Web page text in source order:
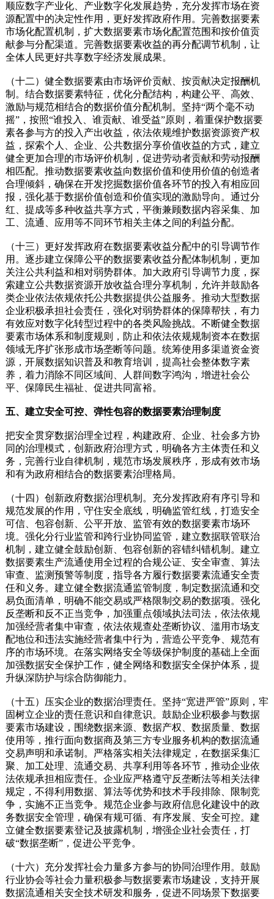
顺应数字产业化、产业数字化发展趋势，充分发挥市场在资
源配置中的决定性作用，更好发挥政府作用。完善数据要素
市场化配置机制，扩大数据要素市场化配置范围和按价值贡
献参与分配渠道。完善数据要素收益的再分配调节机制，让
全体人民更好共享数字经济发展成果。
（十二）健全数据要素由市场评价贡献、按贡献决定报酬机
制。结合数据要素特征，优化分配结构，构建公平、高效、
激励与规范相结合的数据价值分配机制。坚持“两个毫不动
摇”，按照“谁投入、谁贡献、谁受益”原则，着重保护数据要
素各参与方的投入产出收益，依法依规维护数据资源资产权
益，探索个人、企业、公共数据分享价值收益的方式，建立
健全更加合理的市场评价机制，促进劳动者贡献和劳动报酬
相匹配。推动数据要素收益向数据价值和使用价值的创造者
合理倾斜，确保在开发挖掘数据价值各环节的投入有相应回
报，强化基于数据价值创造和价值实现的激励导向。通过分
红、提成等多种收益共享方式，平衡兼顾数据内容采集、加
工、流通、应用等不同环节相关主体之间的利益分配。
（十三）更好发挥政府在数据要素收益分配中的引导调节作
用。逐步建立保障公平的数据要素收益分配体制机制，更加
关注公共利益和相对弱势群体。加大政府引导调节力度，探
索建立公共数据资源开放收益合理分享机制，允许并鼓励各
类企业依法依规依托公共数据提供公益服务。推动大型数据
企业积极承担社会责任，强化对弱势群体的保障帮扶，有力
有效应对数字化转型过程中的各类风险挑战。不断健全数据
要素市场体系和制度规则，防止和依法依规规制资本在数据
领域无序扩张形成市场垄断等问题。统筹使用多渠道资金资
源，开展数据知识普及和教育培训，提高社会整体数字素
养，着力消除不同区域间、人群间数字鸿沟，增进社会公
平、保障民生福祉、促进共同富裕。
五、建立安全可控、弹性包容的数据要素治理制度
把安全贯穿数据治理全过程，构建政府、企业、社会多方协
同的治理模式，创新政府治理方式，明确各方主体责任和义
务，完善行业自律机制，规范市场发展秩序，形成有效市场
和有为政府相结合的数据要素治理格局。
（十四）创新政府数据治理机制。充分发挥政府有序引导和
规范发展的作用，守住安全底线，明确监管红线，打造安全
可信、包容创新、公平开放、监管有效的数据要素市场环
境。强化分行业监管和跨行业协同监管，建立数据联管联治
机制，建立健全鼓励创新、包容创新的容错纠错机制。建立
数据要素生产流通使用全过程的合规公证、安全审查、算法
审查、监测预警等制度，指导各方履行数据要素流通安全责
任和义务。建立健全数据流通监管制度，制定数据流通和交
易负面清单，明确不能交易或严格限制交易的数据项。强化
反垄断和反不正当竞争，加强重点领域执法司法，依法依规
加强经营者集中审查，依法依规查处垄断协议、滥用市场支
配地位和违法实施经营者集中行为，营造公平竞争、规范有
序的市场环境。在落实网络安全等级保护制度的基础上全面
加强数据安全保护工作，健全网络和数据安全保护体系，提
升纵深防护与综合防御能力。
（十五）压实企业的数据治理责任。坚持“宽进严管”原则，牢
固树立企业的责任意识和自律意识。鼓励企业积极参与数据
要素市场建设，围绕数据来源、数据产权、数据质量、数据
使用等，推行面向数据商及第三方专业服务机构的数据流通
交易声明和承诺制。严格落实相关法律规定，在数据采集汇
聚、加工处理、流通交易、共享利用等各环节，推动企业依
法依规承担相应责任。企业应严格遵守反垄断法等相关法律
规定，不得利用数据、算法等优势和技术手段排除、限制竞
争，实施不正当竞争。规范企业参与政府信息化建设中的政
务数据安全管理，确保有规可循、有序发展、安全可控。建
立健全数据要素登记及披露机制，增强企业社会责任，打
破“数据垄断”，促进公平竞争。
（十六）充分发挥社会力量多方参与的协同治理作用。鼓励
行业协会等社会力量积极参与数据要素市场建设，支持开展
数据流通相关安全技术研发和服务，促进不同场景下数据要